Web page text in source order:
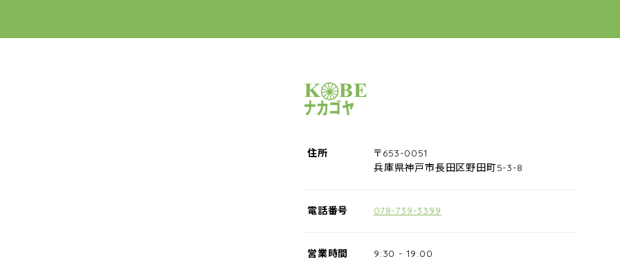
サイクルショップナカゴヤ
住所
〒653-0051
兵庫県神戸市長田区野田町5-3-8
電話番号 078-739-3399
営業時間 9:30 - 19:00